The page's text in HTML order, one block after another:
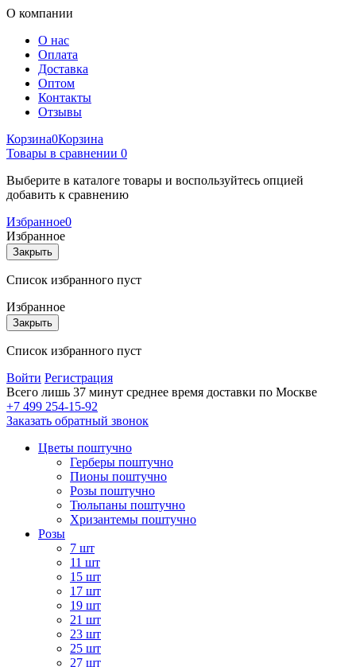
О компании
О нас
Оплата
Доставка
Оптом
Контакты
Отзывы
Корзина0Корзина
Товары в сравнении 0
Выберите в каталоге товары и воспользуйтесь опцией
добавить к сравнению
Избранное0
Избранное
Закрыть
Список избранного пуст
Избранное
Закрыть
Список избранного пуст
Войти Регистрация
Всего лишь 37 минут среднее время доставки по Москве
+7 499 254-15-92
Заказать обратный звонок
Цветы поштучно
Герберы поштучно
Пионы поштучно
Розы поштучно
Тюльпаны поштучно
Хризантемы поштучно
Розы
7 шт
11 шт
15 шт
17 шт
19 шт
21 шт
23 шт
25 шт
27 шт